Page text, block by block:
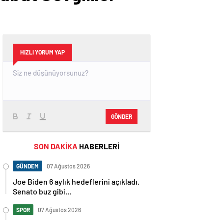
HIZLI YORUM YAP
GÖNDER
SON DAKİKA HABERLERİ
GÜNDEM 07 Ağustos 2026
Joe Biden 6 aylık hedeflerini açıkladı.
Senato buz gibi…
SPOR 07 Ağustos 2026